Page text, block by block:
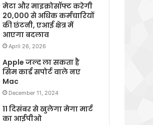
मेटा और माइक्रोसॉफ्ट करेगी
20,000 से अधिक कर्मचारियों
की छंटनी, एआई क्षेत्र में
आएगा बदलाव
April 26, 2026
Apple जल्द ला सकता है
सिम कार्ड सपोर्ट वाले नए
Mac
December 11, 2024
11 दिसंबर से खुलेगा मेगा मार्ट
का आईपीओ